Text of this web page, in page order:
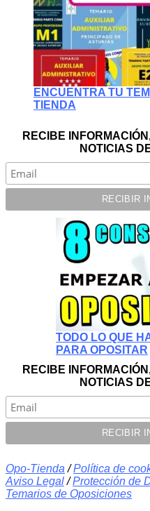
ENCUENTRA TU
TIENDA
RECIBE
NOTICIAS
TODO LO QUE
PARA OPOSITAR
RECIBE
NOTICIAS
Opo-Tienda /Política de
Aviso Legal/Protección de
Temarios de Oposiciones